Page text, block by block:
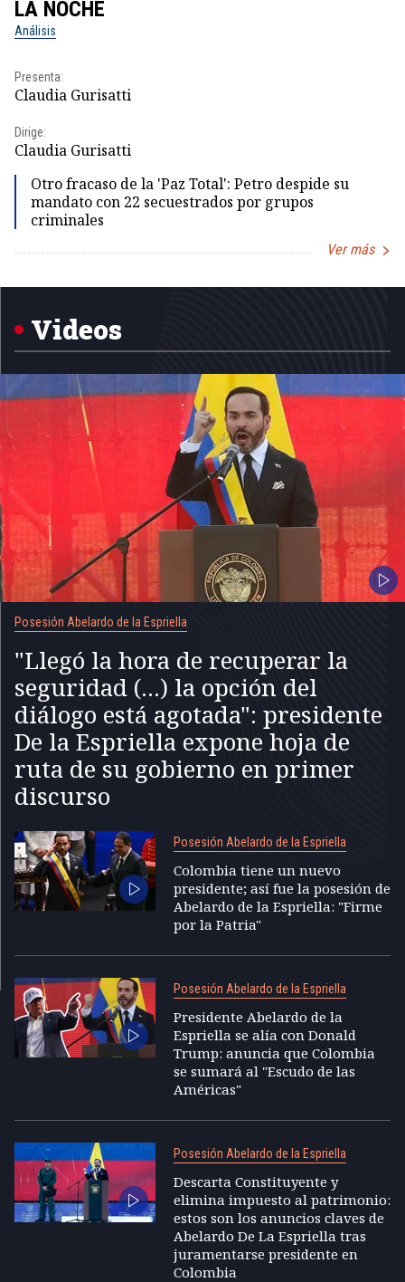
LA NOCHE
Análisis
Presenta:
Claudia Gurisatti
Dirige:
Claudia Gurisatti
Otro fracaso de la 'Paz Total': Petro despide su
mandato con 22 secuestrados por grupos
criminales
Ver más
Videos
Posesión Abelardo de la Espriella
"Llegó la hora de recuperar la
seguridad (...) la opción del
diálogo está agotada": presidente
De la Espriella expone hoja de
ruta de su gobierno en primer
discurso
Posesión Abelardo de la Espriella
Colombia tiene un nuevo
presidente; así fue la posesión de
Abelardo de la Espriella: "Firme
por la Patria"
Posesión Abelardo de la Espriella
Presidente Abelardo de la
Espriella se alía con Donald
Trump: anuncia que Colombia
se sumará al "Escudo de las
Américas"
Posesión Abelardo de la Espriella
Descarta Constituyente y
elimina impuesto al patrimonio:
estos son los anuncios claves de
Abelardo De La Espriella tras
juramentarse presidente en
Colombia